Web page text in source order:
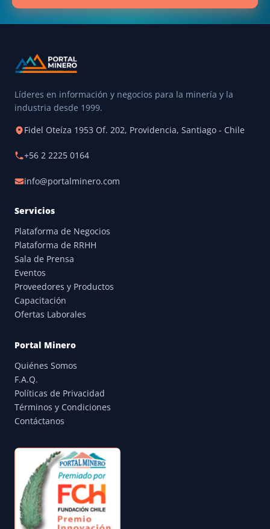
Líderes en información y negocios para la minería y la
industria desde 1999.
Fidel Oteíza 1953 Of. 202, Providencia, Santiago - Chile
+56 2 2225 0164
info@portalminero.com
Servicios
Plataforma de Negocios
Plataforma de RRHH
Sala de Prensa
Eventos
Proveedores y Productos
Capacitación
Ofertas Laborales
Portal Minero
Quiénes Somos
F.A.Q.
Políticas de Privacidad
Términos y Condiciones
Contáctanos